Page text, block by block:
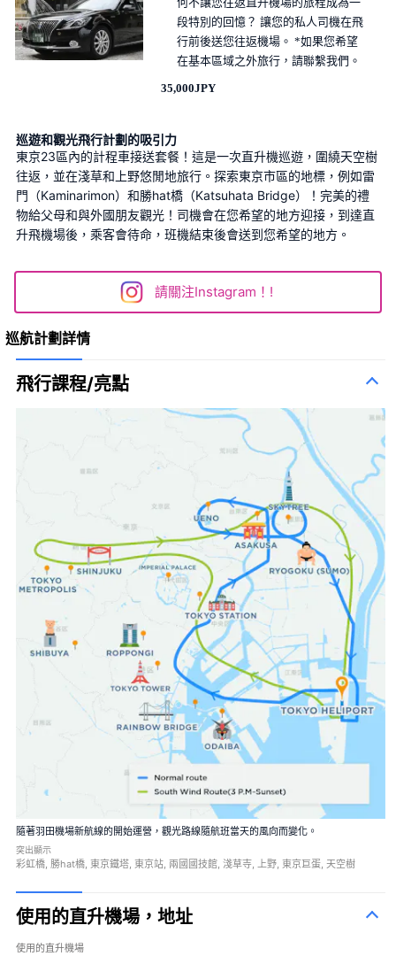
段特別的回憶？ 讓您的私人司機在飛
行前後送您往返機場。 *如果您希望
在基本區域之外旅行，請聯繫我們。
35,000JPY
巡遊和觀光飛行計劃的吸引力
東京23區內的計程車接送套餐！這是一次直升機巡遊，圍繞天空樹
往返，並在淺草和上野悠閒地旅行。探索東京市區的地標，例如雷
門（Kaminarimon）和勝hat橋（Katsuhata Bridge）！完美的禮
物給父母和與外國朋友觀光！司機會在您希望的地方迎接，到達直
升飛機場後，乘客會待命，班機結束後會送到您希望的地方。
請關注Instagram！!
巡航計劃詳情
飛行課程/亮點
隨著羽田機場新航線的開始運營，觀光路線隨航班當天的風向而變化。
突出顯示
彩虹橋, 勝hat橋, 東京鐵塔, 東京站, 兩國國技館, 淺草寺, 上野, 東京巨蛋, 天空樹
使用的直升機場，地址
使用的直升機場